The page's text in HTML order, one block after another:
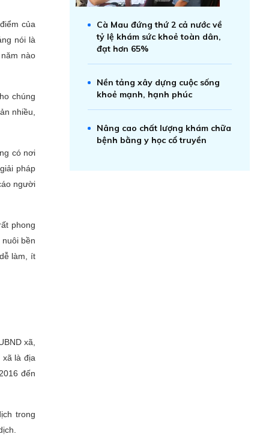
của
nói là
nào
chúng
nhiều,
có nơi
pháp
người
phong
bền
làm, ít
xã,
là địa
đến
trong
Cà Mau đứng thứ 2 cả nước về
tỷ lệ khám sức khoẻ toàn dân,
đạt hơn 65%
Nền tảng xây dựng cuộc sống
khoẻ mạnh, hạnh phúc
Nâng cao chất lượng khám chữa
bệnh bằng y học cổ truyền